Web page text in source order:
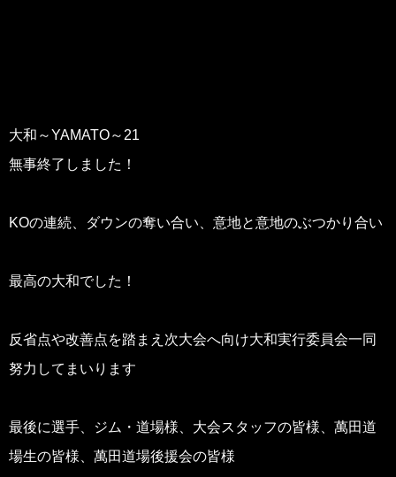
大和～YAMATO～21
無事終了しました！
KOの連続、ダウンの奪い合い、意地と意地のぶつかり合い
最高の大和でした！
反省点や改善点を踏まえ次大会へ向け大和実行委員会一同
努力してまいります
最後に選手、ジム・道場様、大会スタッフの皆様、萬田道
場生の皆様、萬田道場後援会の皆様